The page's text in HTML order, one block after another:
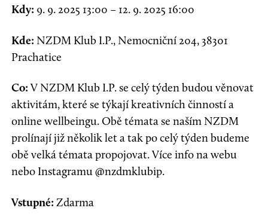
Kdy: 9. 9. 2025 13:00 – 12. 9. 2025 16:00
Kde: NZDM Klub I.P., Nemocniční 204, 38301
Prachatice
Co: V NZDM Klub I.P. se celý týden budou věnovat
aktivitám, které se týkají kreativních činností a
online wellbeingu. Obě témata se naším NZDM
prolínají již několik let a tak po celý týden budeme
obě velká témata propojovat. Více info na webu
nebo Instagramu @nzdmklubip.
Vstupné: Zdarma